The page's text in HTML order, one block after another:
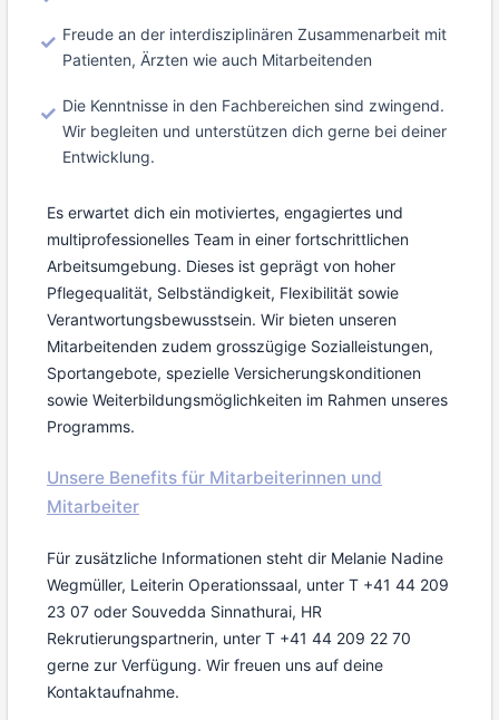
Freude an der interdisziplinären Zusammenarbeit mit
Patienten, Ärzten wie auch Mitarbeitenden
Die Kenntnisse in den Fachbereichen sind zwingend.
Wir begleiten und unterstützen dich gerne bei deiner
Entwicklung.
Es erwartet dich ein motiviertes, engagiertes und
multiprofessionelles Team in einer fortschrittlichen
Arbeitsumgebung. Dieses ist geprägt von hoher
Pflegequalität, Selbständigkeit, Flexibilität sowie
Verantwortungsbewusstsein. Wir bieten unseren
Mitarbeitenden zudem grosszügige Sozialleistungen,
Sportangebote, spezielle Versicherungskonditionen
sowie Weiterbildungsmöglichkeiten im Rahmen unseres
Programms.
Unsere Benefits für Mitarbeiterinnen und
Mitarbeiter
Für zusätzliche Informationen steht dir Melanie Nadine
Wegmüller, Leiterin Operationssaal, unter T +41 44 209
23 07 oder Souvedda Sinnathurai, HR
Rekrutierungspartnerin, unter T +41 44 209 22 70
gerne zur Verfügung. Wir freuen uns auf deine
Kontaktaufnahme.